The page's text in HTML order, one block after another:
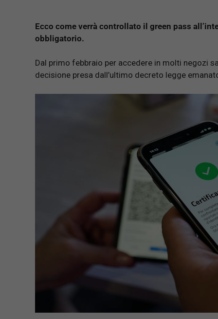
Ecco come verrà controllato il green pass
obbligatorio.
Dal primo febbraio per accedere in molti negozi
decisione presa dall’ultimo decreto legge